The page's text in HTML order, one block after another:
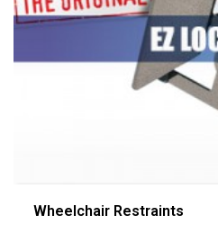
Wheelchair Restraints